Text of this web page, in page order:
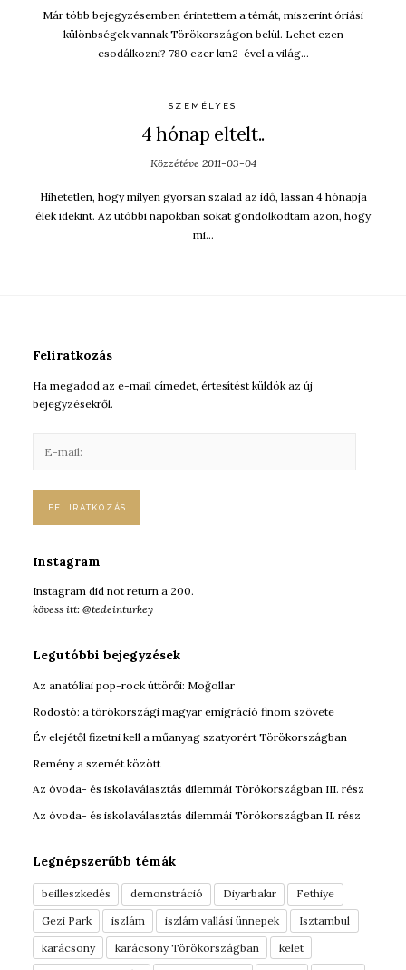
Már több bejegyzésemben érintettem a témát, miszerint óriási
különbségek vannak Törökországon belül. Lehet ezen
csodálkozni? 780 ezer km2-ével a világ…
SZEMÉLYES
4 hónap eltelt..
Közzétéve 2011-03-04
Hihetetlen, hogy milyen gyorsan szalad az idő, lassan 4 hónapja
élek idekint. Az utóbbi napokban sokat gondolkodtam azon, hogy
mi…
Feliratkozás
Ha megadod az e-mail címedet, értesítést küldök az új
bejegyzésekről.
Instagram
Instagram did not return a 200.
kövess itt: @tedeinturkey
Legutóbbi bejegyzések
Az anatóliai pop-rock úttörői: Moğollar
Rodostó: a törökországi magyar emigráció finom szövete
Év elejétől fizetni kell a műanyag szatyorért Törökországban
Remény a szemét között
Az óvoda- és iskolaválasztás dilemmái Törökországban III. rész
Az óvoda- és iskolaválasztás dilemmái Törökországban II. rész
Legnépszerűbb témák
beilleszkedés demonstráció Diyarbakır
Fethiye
Gezi Park
iszlám iszlám vallási ünnepek
Isztambul
karácsony
karácsony Törökországban
kelet